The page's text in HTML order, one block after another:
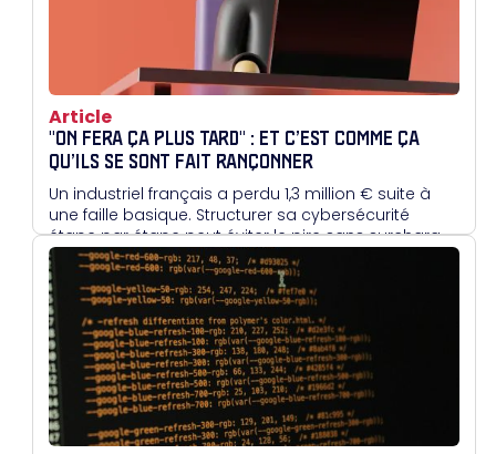
Article
"ON FERA ÇA PLUS TARD" : ET C’EST COMME ÇA
QU’ILS SE SONT FAIT RANÇONNER
Un industriel français a perdu 1,3 million € suite à
une faille basique. Structurer sa cybersécurité
étape par étape peut éviter le pire sans surcharger
les équipes.